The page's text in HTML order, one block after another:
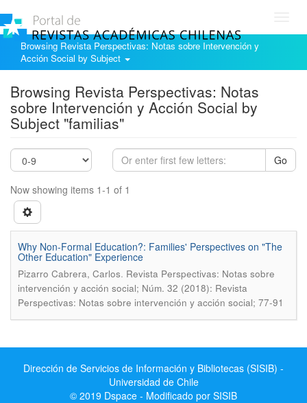
Browsing Revista Perspectivas: Notas sobre Intervención y
Acción Social by Subject
Browsing Revista Perspectivas: Notas
sobre Intervención y Acción Social by
Subject "familias"
Go
Now showing items 1-1 of 1
Why Non-Formal Education?: Families' Perspectives on "The
Other Education" Experience
Pizarro Cabrera, Carlos. Revista Perspectivas: Notas sobre
intervención y acción social; Núm. 32 (2018): Revista
Perspectivas: Notas sobre intervención y acción social; 77-91
Dirección de Servicios de Información y Bibliotecas (SISIB) -
Universidad de Chile
© 2019 Dspace - Modificado por SISIB